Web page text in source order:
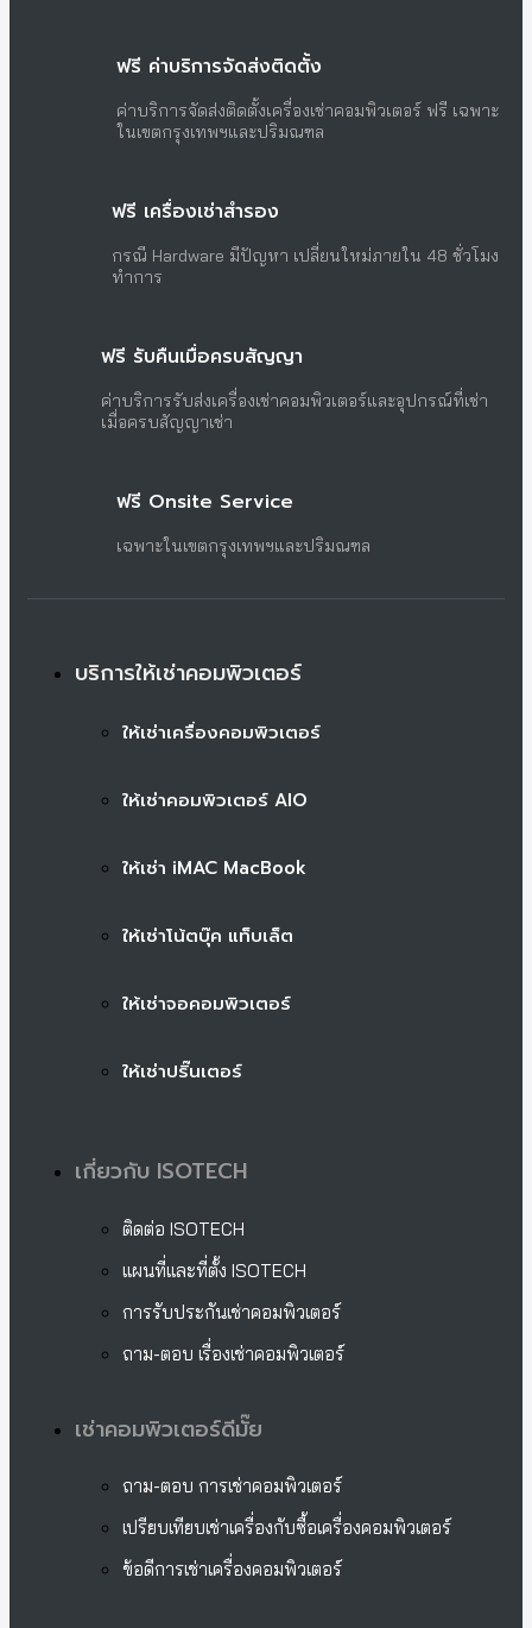
ฟรี ค่าบริการจัดส่งติดตั้ง
ค่าบริการจัดส่งติดตั้งเครื่องเช่าคอมพิวเตอร์ ฟรี เฉพาะ
ในเขตกรุงเทพฯและปริมณฑล
ฟรี เครื่องเช่าสำรอง
กรณี Hardware มีปัญหา เปลี่ยนใหม่ภายใน 48 ชั่วโมง
ทำการ
ฟรี รับคืนเมื่อครบสัญญา
ค่าบริการรับส่งเครื่องเช่าคอมพิวเตอร์และอุปกรณ์ที่เช่า
เมื่อครบสัญญาเช่า
ฟรี Onsite Service
เฉพาะในเขตกรุงเทพฯและปริมณฑล
บริการให้เช่าคอมพิวเตอร์
ให้เช่าเครื่องคอมพิวเตอร์
ให้เช่าคอมพิวเตอร์ AIO
ให้เช่า iMAC MacBook
ให้เช่าโน้ตบุ๊ค แท็บเล็ต
ให้เช่าจอคอมพิวเตอร์
ให้เช่าปริ๊นเตอร์
เกี่ยวกับ ISOTECH
ติดต่อ ISOTECH
แผนที่และที่ตั้ง ISOTECH
การรับประกันเช่าคอมพิวเตอร์
ถาม-ตอบ เรื่องเช่าคอมพิวเตอร์
เช่าคอมพิวเตอร์ดีมั๊ย
ถาม-ตอบ การเช่าคอมพิวเตอร์
เปรียบเทียบเช่าเครื่องกับซื้อเครื่องคอมพิวเตอร์
ข้อดีการเช่าเครื่องคอมพิวเตอร์